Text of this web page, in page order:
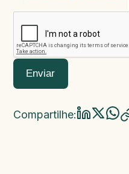
Marca da máquina
Modelo da máquina
Ano de fabricação
Valor da máquina
Enviar
Compartilhe: